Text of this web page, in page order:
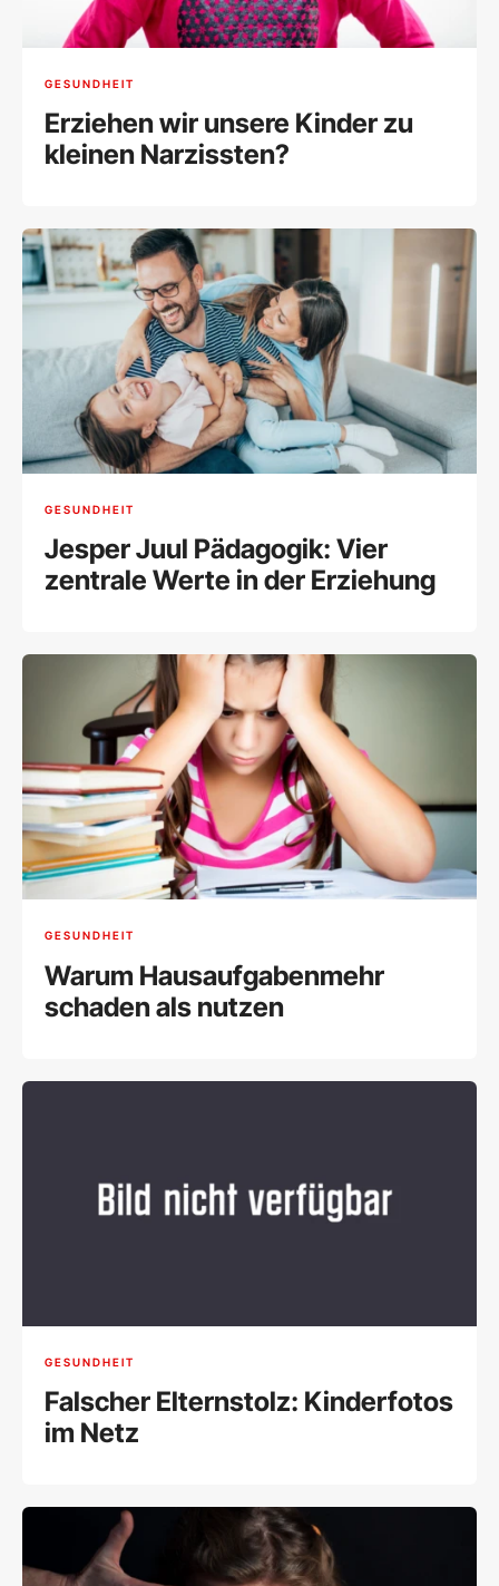
GESUNDHEIT
Erziehen wir unsere Kinder zu
kleinen Narzissten?
GESUNDHEIT
Jesper Juul Pädagogik: Vier
zentrale Werte in der Erziehung
GESUNDHEIT
Warum Hausaufgabenmehr
schaden als nutzen
GESUNDHEIT
Falscher Elternstolz: Kinderfotos
im Netz